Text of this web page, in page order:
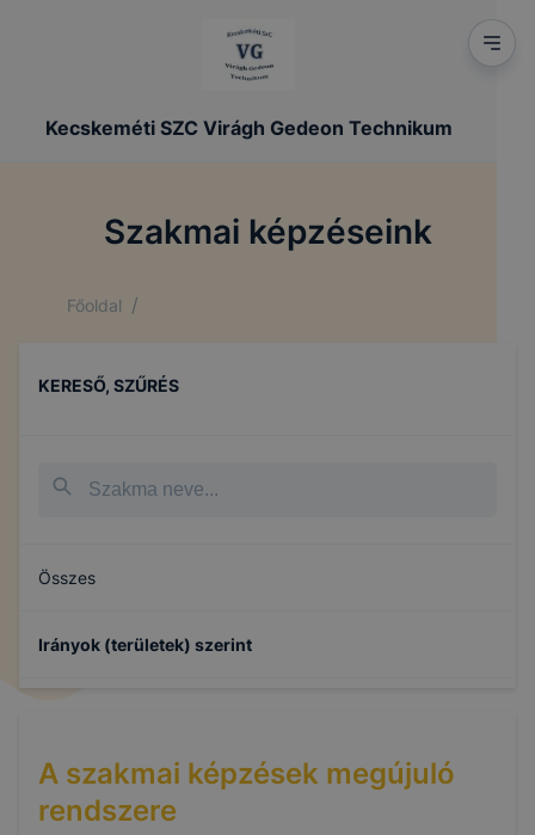
Kecskeméti SZC Virágh Gedeon Technikum
Szakmai képzéseink
Főoldal /
KERESŐ, SZŰRÉS
Összes
Irányok (területek) szerint
A szakmai képzések megújuló
rendszere